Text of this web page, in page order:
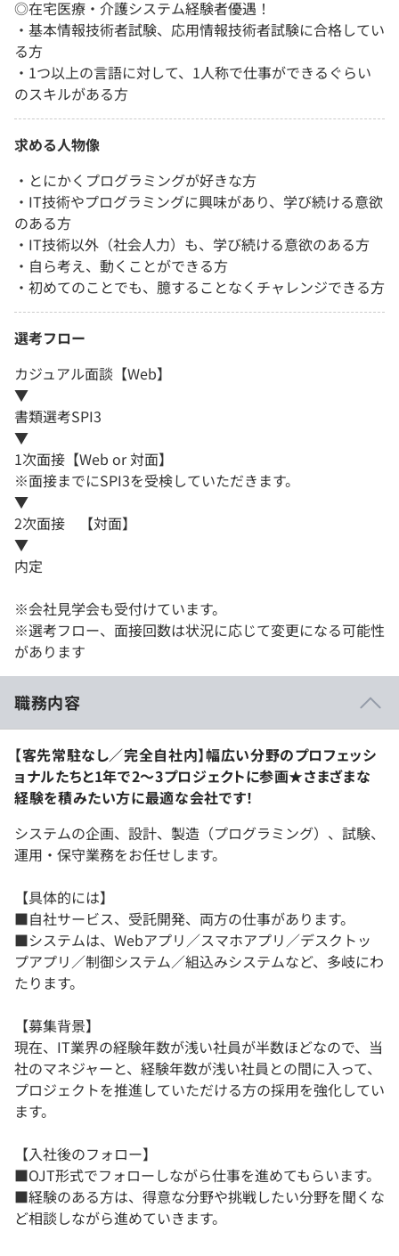
◎在宅医療・介護システム経験者優遇！
・基本情報技術者試験、応用情報技術者試験に合格してい
る方
・1つ以上の言語に対して、1人称で仕事ができるぐらい
のスキルがある方
求める人物像
・とにかくプログラミングが好きな方
・IT技術やプログラミングに興味があり、学び続ける意欲
のある方
・IT技術以外（社会人力）も、学び続ける意欲のある方
・自ら考え、動くことができる方
・初めてのことでも、臆することなくチャレンジできる方
選考フロー
カジュアル面談【Web】
▼
書類選考SPI3
▼
1次面接【Web or 対面】
※面接までにSPI3を受検していただきます。
▼
2次面接 【対面】
▼
内定
※会社見学会も受付けています。
※選考フロー、面接回数は状況に応じて変更になる可能性
があります
職務内容
【客先常駐なし／完全自社内】幅広い分野のプロフェッシ
ョナルたちと1年で2～3プロジェクトに参画★さまざまな
経験を積みたい方に最適な会社です！
システムの企画、設計、製造（プログラミング）、試験、
運用・保守業務をお任せします。
【具体的には】
■自社サービス、受託開発、両方の仕事があります。
■システムは、Webアプリ／スマホアプリ／デスクトッ
プアプリ／制御システム／組込みシステムなど、多岐にわ
たります。
【募集背景】
現在、IT業界の経験年数が浅い社員が半数ほどなので、当
社のマネジャーと、経験年数が浅い社員との間に入って、
プロジェクトを推進していただける方の採用を強化してい
ます。
【入社後のフォロー】
■OJT形式でフォローしながら仕事を進めてもらいます。
■経験のある方は、得意な分野や挑戦したい分野を聞くな
ど相談しながら進めていきます。